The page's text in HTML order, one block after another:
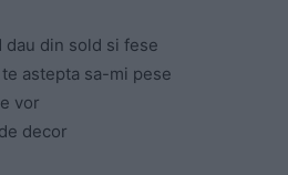
dau din sold si fese
astepta sa-mi pese
vor
decor